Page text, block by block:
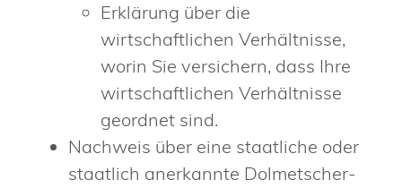
Erklärung über die
wirtschaftlichen Verhältnisse,
worin Sie versichern, dass Ihre
wirtschaftlichen Verhältnisse
geordnet sind.
Nachweis über eine staatliche oder
staatlich anerkannte Dolmetscher-